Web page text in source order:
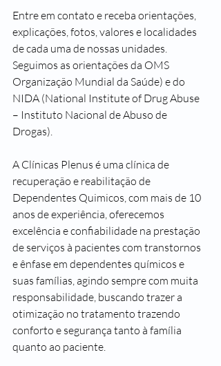
Entre em contato e receba orientações,
explicações, fotos, valores e localidades
de cada uma de nossas unidades.
Seguimos as orientações da OMS
Organização Mundial da Saúde) e do
NIDA (National Institute of Drug Abuse
– Instituto Nacional de Abuso de
Drogas).
A Clínicas Plenus é uma clínica de
recuperação e reabilitação de
Dependentes Quimicos, com mais de 10
anos de experiência, oferecemos
excelência e confiabilidade na prestação
de serviços à pacientes com transtornos
e ênfase em dependentes químicos e
suas famílias, agindo sempre com muita
responsabilidade, buscando trazer a
otimização no tratamento trazendo
conforto e segurança tanto à família
quanto ao paciente.